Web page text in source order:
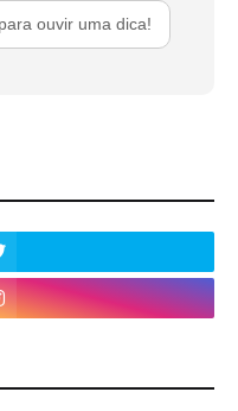
ouvir uma dica!